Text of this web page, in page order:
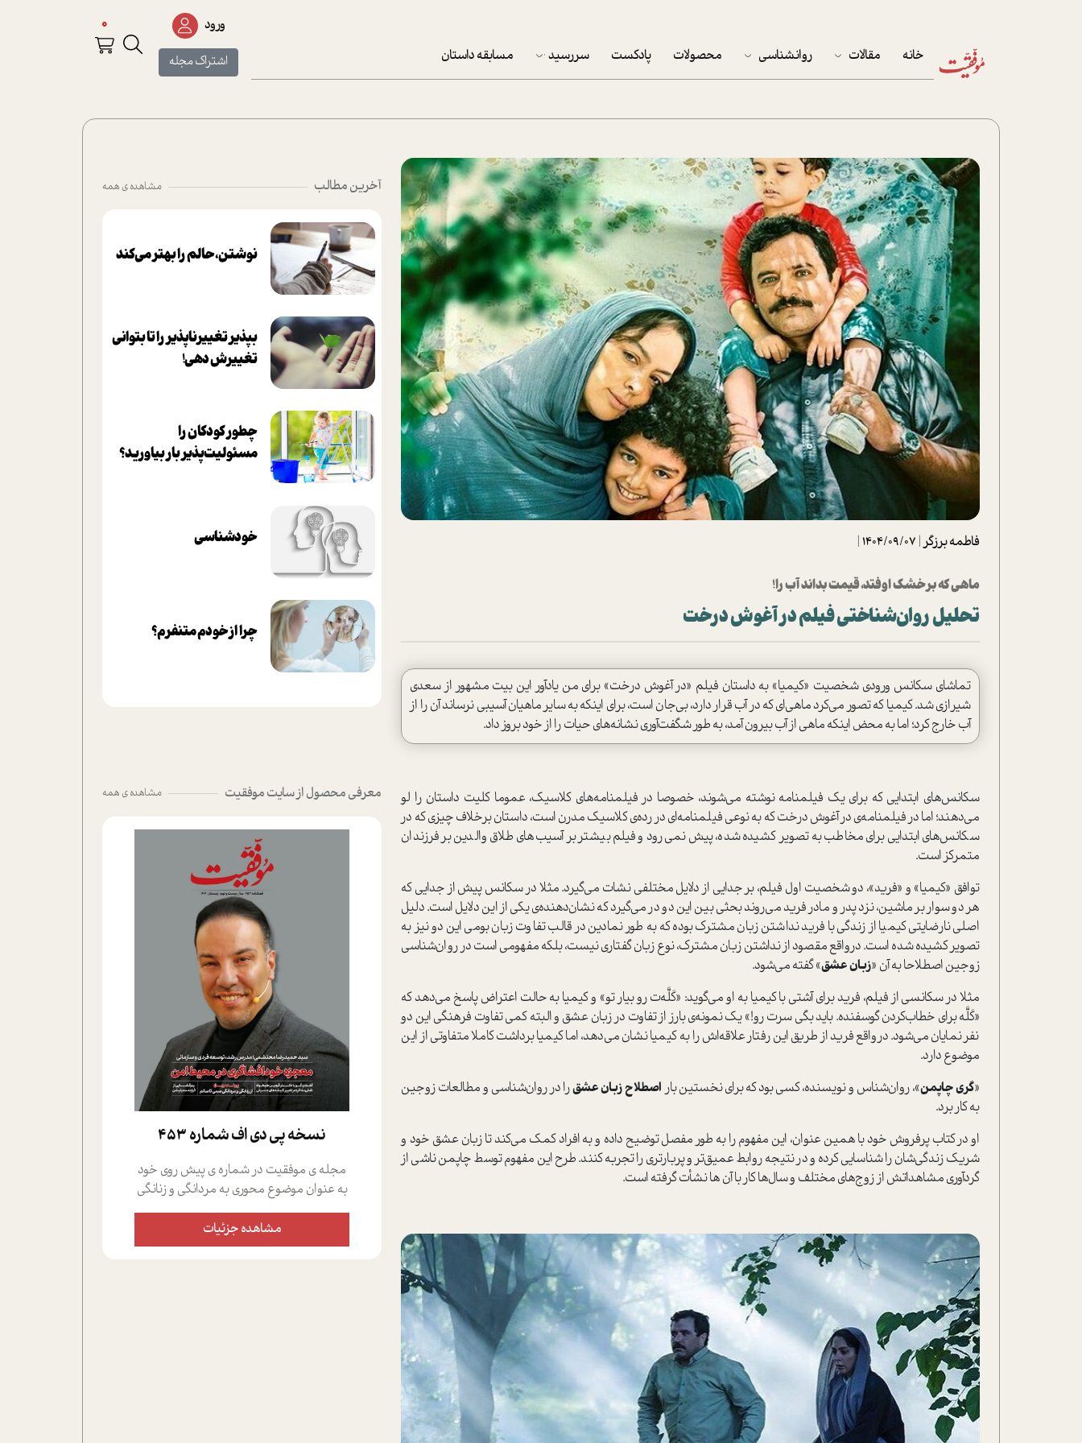
خانه مقالات
پرونده ویژه
زندگی
نوجوان
کار
پلاس
تحلیل فیلم
شیوانا
داستان
روانشناسی محصولات پادکست سررسید
پکيج نوروزي موفقيت
تقویم رومیزی
تقویم دیواری
مسابقه داستان
ورود
اشتراک مجله
0
فاطمه برزگر|
1404/09/07
|
ماهی که بر خشک اوفتد، قیمت بداند آب را!
تحلیل روان‌شناختی فیلم در آغوش درخت
تماشای سکانس ورودی شخصیت «کیمیا» به داستان فیلم «در آغوش درخت» برای من یادآور این بیت مشهور از سعدی
شیرازی شد. کیمیا که تصور می‌کرد ماهی‌ای که در آب قرار دارد، بی‌جان است، برای اینکه به سایر ماهیان آسیبی نرساند آن را از
آب خارج کرد؛ اما به محض اینکه ماهی از آب بیرون آمد، به طور شگفت‌آوری نشانه‌های حیات را از خود بروز داد.
سکانس‌های ابتدایی که برای یک فیلمنامه نوشته می‌شوند، خصوصا در فیلمنامه‌های کلاسیک، عموما کلیت داستان را لو
می‌دهند؛ اما در فیلمنامه‌ی در آغوش درخت که به نوعی فیلمنامه‌‌ای در رده‌ی کلاسیک مدرن است، داستان برخلاف چیزی که در
سکانس‌های ابتدایی برای مخاطب به تصویر کشیده شده، پیش نمی‌رود و فیلم بیشتر بر آسیب‌های طلاق والدین بر فرزندان
متمرکز است.
توافق «کیمیا» و «فرید»، دو شخصیت اول فیلم، بر جدایی از دلایل مختلفی نشات می‌گیرد. مثلا در سکانس پیش از جدایی که
هر دو سوار بر ماشین، نزد پدر و مادر فرید می‌روند بحثی بین این دو در می‌گیرد که نشان‌دهنده‌ی یکی از این دلایل است. دلیل
اصلی نارضایتی کیمیا از زندگی با فرید نداشتن زبان مشترک بوده که به طور نمادین در قالب تفاوت زبان بومی این دو نیز به
تصویر کشیده شده است. درواقع مقصود از نداشتن زبان مشترک، نوع زبان گفتاری نیست، بلکه مفهومی است در روان‌شناسی
زوجین اصطلاحا به آن «زبان عشق» گفته می‌شود.
مثلا در سکانسی از فیلم، فرید برای آشتی با کیمیا به او می‌گوید: «کَلَّه‌ت رو بیار تو» و کیمیا به حالت اعتراض پاسخ می‌دهد که
«کَلَّه برای خطاب‌کردن گوسفنده. باید بگی سرت رو!» یک نمونه‌ی بارز از تفاوت در زبان عشق و البته کمی تفاوت فرهنگی این دو
نفر نمایان می‌شود. درواقع فرید از طریق این رفتار علاقه‌اش را به کیمیا نشان می‌دهد، اما کیمیا برداشت کاملا متفاوتی از این
موضوع دارد.
«گری چاپمن»، روان‌شناس و نویسنده، کسی بود که برای نخستین باراصطلاح زبان عشقرا در روان‌شناسی و مطالعات زوجین
به کار برد.
او در کتاب پرفروش خود با همین عنوان، این مفهوم را به طور مفصل توضیح داده و به افراد کمک می‌کند تا زبان عشق خود و
شریک زندگی‌شان را شناسایی کرده و در نتیجه روابط عمیق‌تر و پربارتری را تجربه کنند. طرح این مفهوم توسط چاپمن ناشی از
گردآوری مشاهداتش از زوج‌های مختلف و سال‌ها کار با آن ها نشأت گرفته است.
آخرین مطالب مشاهده ی همه
نوشتن، حالم را بهتر می‌کند
بپذير تغييرناپذير را تا بتواني
تغييرش دهي!‏
چطور کودکان را
مسئولیت‌پذیر بار بیاورید؟
خودشناسی
چرا از خودم متنفرم؟
معرفی محصول از سایت موفقیت مشاهده ی همه
نسخه پي دي اف شماره 453
مجله ی موفقیت در شماره ی پیش روی خود
به عنوان موضوع محوری به مردانگی و زنانگی
سمی پرداخته است؛ علاوه بر این که؛ گفت و
گویی اختصاصی داشته ایم با فردین علیخواه،
جامعه شناس در بخش های مختلف تلاش
مشاهده جزئیات